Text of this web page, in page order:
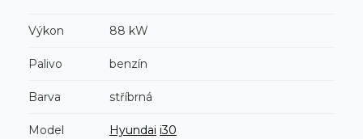
Výkon 88 kW
Palivo benzín
Barva stříbrná
Model Hyundai i30